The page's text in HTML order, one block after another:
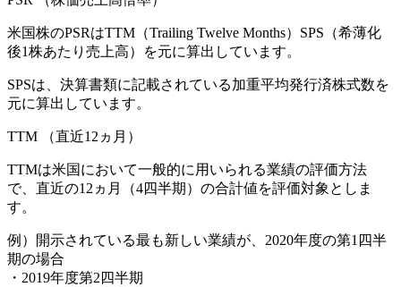
米国株のPSRはTTM（Trailing Twelve Months）SPS（希薄化
後1株あたり売上高）を元に算出しています。
SPSは、決算書類に記載されている加重平均発行済株式数を
元に算出しています。
TTM （直近12ヵ月）
TTMは米国において一般的に用いられる業績の評価方法
で、直近の12ヵ月（4四半期）の合計値を評価対象としま
す。
例）開示されている最も新しい業績が、2020年度の第1四半
期の場合
・2019年度第2四半期